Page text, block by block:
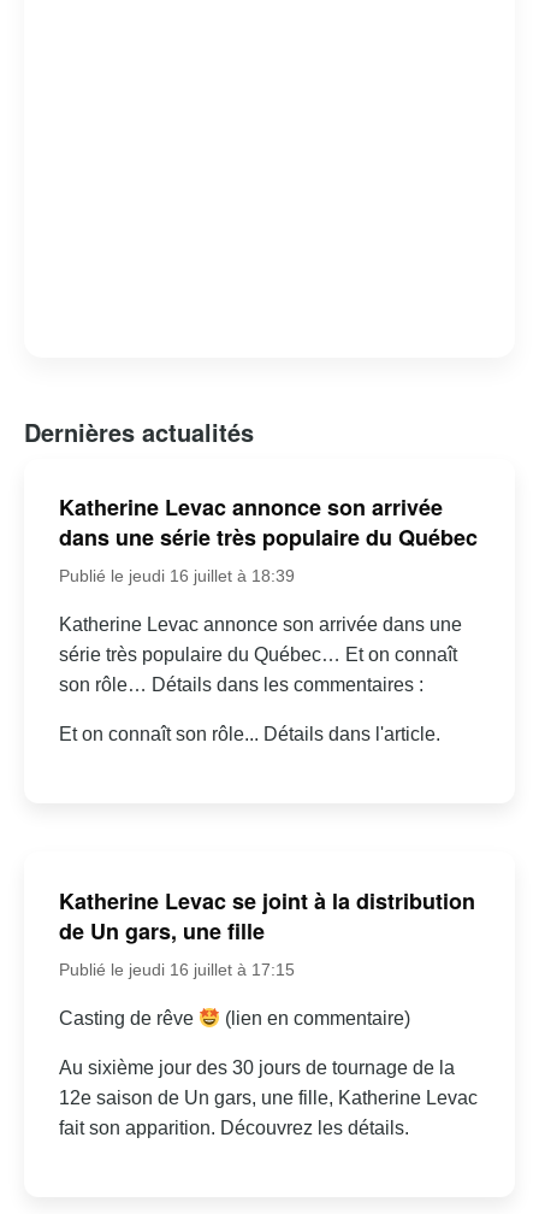
Dernières actualités
Katherine Levac annonce son arrivée
dans une série très populaire du Québec
Publié le jeudi 16 juillet à 18:39
Katherine Levac annonce son arrivée dans une
série très populaire du Québec… Et on connaît
son rôle… Détails dans les commentaires :
Et on connaît son rôle... Détails dans l'article.
Katherine Levac se joint à la distribution
de Un gars, une fille
Publié le jeudi 16 juillet à 17:15
Casting de rêve (lien en commentaire)
Au sixième jour des 30 jours de tournage de la
12e saison de Un gars, une fille, Katherine Levac
fait son apparition. Découvrez les détails.